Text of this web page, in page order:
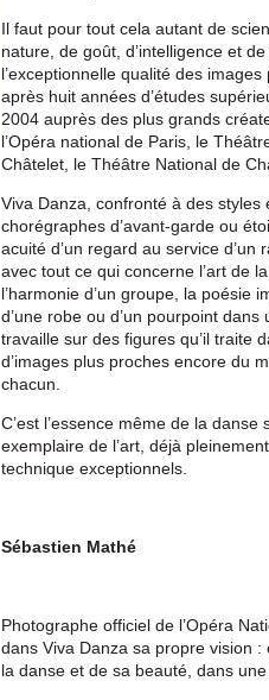
Il faut pour tout cela autant de
nature, de goût, d’intelligence et
l’exceptionnelle qualité des
après huit années d’études
2004 auprès des plus grands
l’Opéra national de Paris, le
Châtelet, le Théâtre National de
Viva Danza, confronté à des styles
chorégraphes d’avant‑garde ou
acuité d’un regard au service
avec tout ce qui concerne l’art de
l’harmonie d’un groupe, la poésie
d’une robe ou d’un pourpoint
travaille sur des figures qu’il traite
d’images plus proches encore du
chacun.
C’est l’essence même de la
exemplaire de l’art, déjà
technique exceptionnels.
Sébastien Mathé
Photographe officiel de l’Opéra
dans Viva Danza sa propre vision
la danse et de sa beauté, dans